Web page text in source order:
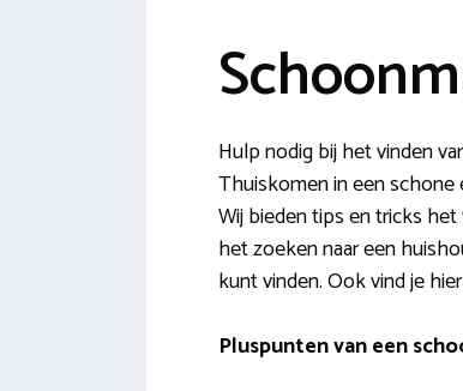
Hulp nodig bij het vinden
Thuiskomen in een schone
Wij bieden tips en tricks
het zoeken naar een
kunt vinden. Ook vind je
Pluspunten van een